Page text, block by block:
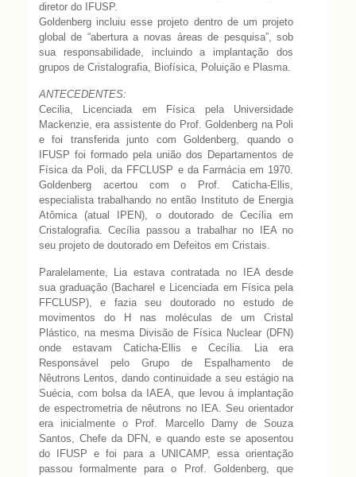
diretor do IFUSP.
Goldenberg incluiu esse projeto dentro de um projeto
global de “abertura a novas áreas de pesquisa”, sob
sua responsabilidade, incluindo a implantação dos
grupos de Cristalografia, Biofísica, Poluição e Plasma.
ANTECEDENTES:
Cecilia, Licenciada em Física pela Universidade
Mackenzie, era assistente do Prof. Goldenberg na Poli
e foi transferida junto com Goldenberg, quando o
IFUSP foi formado pela união dos Departamentos de
Física da Poli, da FFCLUSP e da Farmácia em 1970.
Goldenberg acertou com o Prof. Caticha-Ellis,
especialista trabalhando no então Instituto de Energia
Atômica (atual IPEN), o doutorado de Cecília em
Cristalografia. Cecília passou a trabalhar no IEA no
seu projeto de doutorado em Defeitos em Cristais.
Paralelamente, Lia estava contratada no IEA desde
sua graduação (Bacharel e Licenciada em Física pela
FFCLUSP), e fazia seu doutorado no estudo de
movimentos do H nas moléculas de um Cristal
Plástico, na mesma Divisão de Física Nuclear (DFN)
onde estavam Caticha-Ellis e Cecília. Lia era
Responsável pelo Grupo de Espalhamento de
Nêutrons Lentos, dando continuidade a seu estágio na
Suécia, com bolsa da IAEA, que levou à implantação
de espectrometria de nêutrons no IEA. Seu orientador
era inicialmente o Prof. Marcello Damy de Souza
Santos, Chefe da DFN, e quando este se aposentou
do IFUSP e foi para a UNICAMP, essa orientação
passou formalmente para o Prof. Goldenberg, que